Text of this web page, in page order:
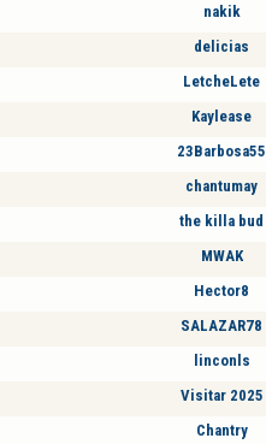
nakik
delicias
LetcheLete
Kaylease
23Barbosa55
chantumay
the killa bud
MWAK
Hector8
SALAZAR78
linconls
Visitar 2025
Chantry